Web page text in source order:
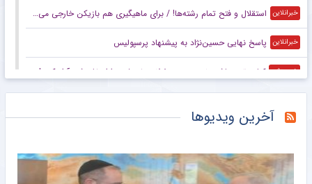
خبرانلاین استقلال و فتح تمام رشته‌ها! / برای ماهیگیری هم بازیکن خارجی می‌آورید؟
خبرانلاین پاسخ نهایی حسین‌نژاد به پیشنهاد پرسپولیس
خبرورزشی کنایه تند هاشمی‌نسب به مسئولان؛ خرمشهر را از خاموشی آزاد کنید! +عکس
خبرورزشی معمای جاسوس پرسپولیس پیچیده‌تر شد؛ تهدیدهای تارتار هم درز کرد!
آخرین ویدیوها